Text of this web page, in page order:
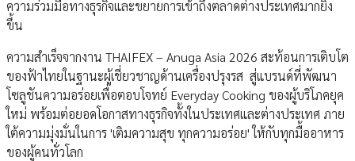
ความร่วมมือทางธุรกิจและขยายการเข้าถึงตลาดต่างประเทศมากยิ่ง
ขึ้น
ความสำเร็จจากงาน THAIFEX – Anuga Asia 2026 สะท้อนการเติบโต
ของฟ้าไทยในฐานะผู้เชี่ยวชาญด้านเครื่องปรุงรส สู่แบรนด์ที่พัฒนา
โซลูชันความอร่อยเพื่อตอบโจทย์ Everyday Cooking ของผู้บริโภคยุค
ใหม่ พร้อมต่อยอดโอกาสทางธุรกิจทั้งในประเทศและต่างประเทศ ภาย
ใต้ความมุ่งมั่นในการ 'เติมความสุข ทุกความอร่อย' ให้กับทุกมื้ออาหาร
ของผู้คนทั่วโลก